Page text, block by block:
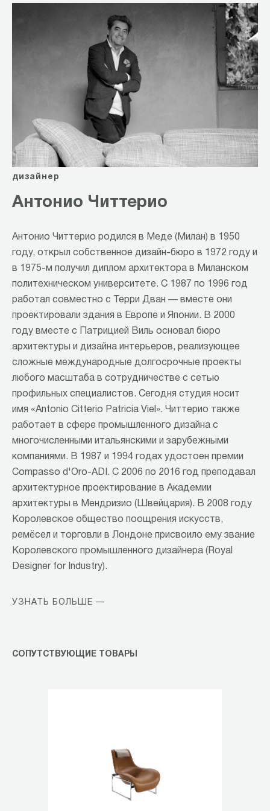
дизайнер
Антонио Читтерио
Антонио Читтерио родился в Меде (Милан) в 1950
году, открыл собственное дизайн-бюро в 1972 году и
в 1975-м получил диплом архитектора в Миланском
политехническом университете. С 1987 по 1996 год
работал совместно с Терри Дван — вместе они
проектировали здания в Европе и Японии. В 2000
году вместе с Патрицией Виль основал бюро
архитектуры и дизайна интерьеров, реализующее
сложные международные долгосрочные проекты
любого масштаба в сотрудничестве с сетью
профильных специалистов. Сегодня студия носит
имя «Antonio Citterio Patricia Viel». Читтерио также
работает в сфере промышленного дизайна с
многочисленными итальянскими и зарубежными
компаниями. В 1987 и 1994 годах удостоен премии
Compasso d'Oro-ADI. С 2006 по 2016 год преподавал
архитектурное проектирование в Академии
архитектуры в Мендризио (Швейцария). В 2008 году
Королевское общество поощрения искусств,
ремёсел и торговли в Лондоне присвоило ему звание
Королевского промышленного дизайнера (Royal
Designer for Industry).
УЗНАТЬ БОЛЬШЕ —
СОПУТСТВУЮЩИЕ ТОВАРЫ